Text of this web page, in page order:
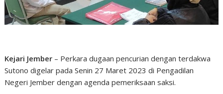
Kejari Jember – Perkara dugaan pencurian dengan terdakwa
Sutono digelar pada Senin 27 Maret 2023 di Pengadilan
Negeri Jember dengan agenda pemeriksaan saksi.